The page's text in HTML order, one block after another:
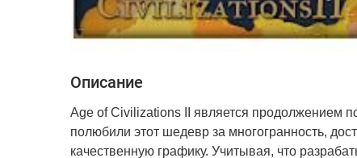
Описание
Age of Civilizations II является продолжением
полюбили этот шедевр за многогранность,
качественную графику. Учитывая, что